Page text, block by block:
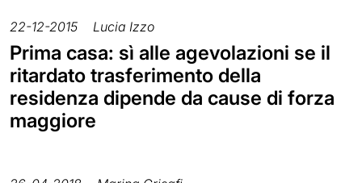
22-12-2015 Lucia Izzo
Prima casa: sì alle agevolazioni se il
ritardato trasferimento della
residenza dipende da cause di forza
maggiore